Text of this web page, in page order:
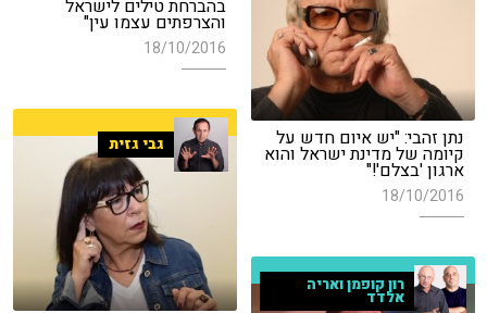
בהברחת טילים לישראל
והצרפתים עצמו עין"
18/10/2016
נתן זהבי: "יש איום חדש על
קיומה של מדינת ישראל והוא
ארגון 'בצלם'!"
18/10/2016
גבי גזית
רון קופמן ואריה
אלדד